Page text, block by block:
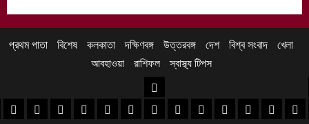
প্রথম পাতা বিশেষ কলকাতা দক্ষিণবঙ্গ উত্তরবঙ্গ দেশ বিশ্ব সংবাদ খেলা
আবহাওয়া
রাশিফল স্বাস্থ্য টিপস
খবর
খবর
পুরুলিয়া খবর
বাঁকুড়া খবরপশ্চিম বর্ধমান খবর
পূর্ব বর্ধমান খবর
বীরভূম খবরমুর্শিদাবাদ খবর
উত্তরবঙ্গ
কোচবিহার নিউজ
আলিপুরদুয়ার খবর
জলপাইগুড়ি খবর
শিলিগুড়ি খবর
উত্তরদক্ষিণ